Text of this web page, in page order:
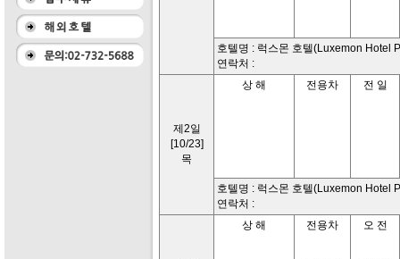
호텔명 : 럭스몬 호텔(Luxemon Hotel
연락처 :
제2일
[10/23]
목
상 해 전용차 전 일
호텔명 : 럭스몬 호텔(Luxemon Hotel
연락처 :
상 해 전용차 오 전